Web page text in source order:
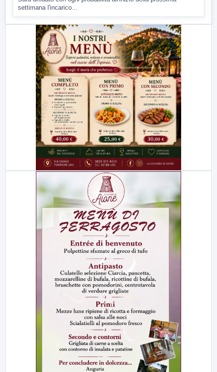
settimana l'incarico...